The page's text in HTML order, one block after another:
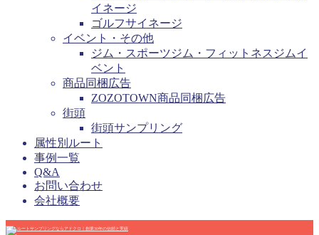
イネージ
ゴルフサイネージ
イベント・その他
ジム・スポーツジム・フィットネスジムイ
ベント
商品同梱広告
ZOZOTOWN商品同梱広告
街頭
街頭サンプリング
属性別ルート
事例一覧
Q&A
お問い合わせ
会社概要